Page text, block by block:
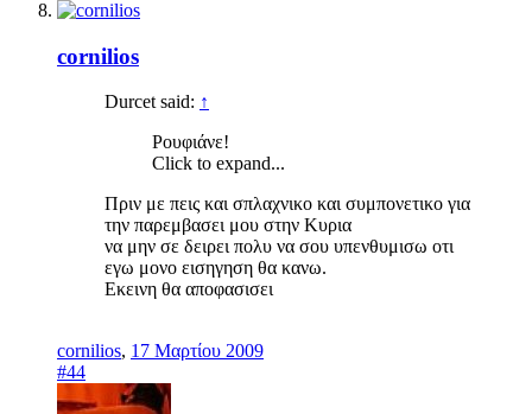
cornilios
Durcet said: ↑
Ρουφιάνε!
Click to expand...
Πριν με πεις και σπλαχνικο και συμπονετικο για
την παρεμβασει μου στην Κυρια
να μην σε δειρει πολυ να σου υπενθυμισω οτι
εγω μονο εισηγηση θα κανω.
Εκεινη θα αποφασισει
cornilios, 17 Μαρτίου 2009
#44